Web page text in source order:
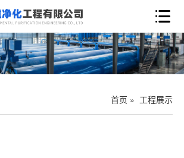

首页 » 工程展示